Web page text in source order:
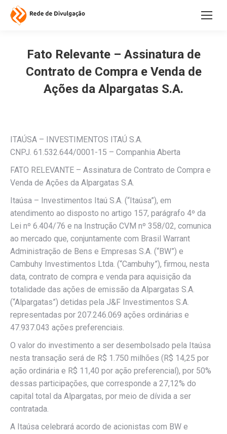
Fato Relevante – Assinatura de
Contrato de Compra e Venda de
Ações da Alpargatas S.A.
ITAÚSA – INVESTIMENTOS ITAÚ S.A.
CNPJ. 61.532.644/0001-15 – Companhia Aberta
FATO RELEVANTE – Assinatura de Contrato de Compra e
Venda de Ações da Alpargatas S.A.
Itaúsa – Investimentos Itaú S.A. (“Itaúsa”), em
atendimento ao disposto no artigo 157, parágrafo 4º da
Lei nº 6.404/76 e na Instrução CVM nº 358/02, comunica
ao mercado que, conjuntamente com Brasil Warrant
Administração de Bens e Empresas S.A. (“BW”) e
Cambuhy Investimentos Ltda. (“Cambuhy”), firmou, nesta
data, contrato de compra e venda para aquisição da
totalidade das ações de emissão da Alpargatas S.A.
(“Alpargatas”) detidas pela J&F Investimentos S.A.
representadas por 207.246.069 ações ordinárias e
47.937.043 ações preferenciais.
O valor do investimento a ser desembolsado pela Itaúsa
nesta transação será de R$ 1.750 milhões (R$ 14,25 por
ação ordinária e R$ 11,40 por ação preferencial), por 50%
dessas participações, que corresponde a 27,12% do
capital total da Alpargatas, por meio de dívida a ser
contratada.
A Itaúsa celebrará acordo de acionistas com BW e